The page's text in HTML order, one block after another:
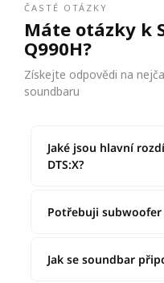
ČASTÉ OTÁZKY
Máte otázky k
Q990H?
Získejte odpovědi na
soundbaru
Jaké jsou hlavní
DTS:X?
Potřebuji
Jak se soundbar